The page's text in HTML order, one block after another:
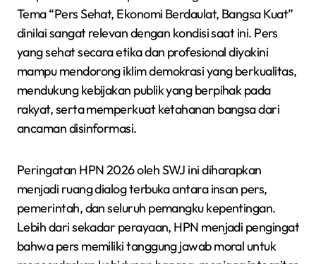
Tema “Pers Sehat, Ekonomi Berdaulat, Bangsa Kuat”
dinilai sangat relevan dengan kondisi saat ini. Pers
yang sehat secara etika dan profesional diyakini
mampu mendorong iklim demokrasi yang berkualitas,
mendukung kebijakan publik yang berpihak pada
rakyat, serta memperkuat ketahanan bangsa dari
ancaman disinformasi.
Peringatan HPN 2026 oleh SWJ ini diharapkan
menjadi ruang dialog terbuka antara insan pers,
pemerintah, dan seluruh pemangku kepentingan.
Lebih dari sekadar perayaan, HPN menjadi pengingat
bahwa pers memiliki tanggung jawab moral untuk